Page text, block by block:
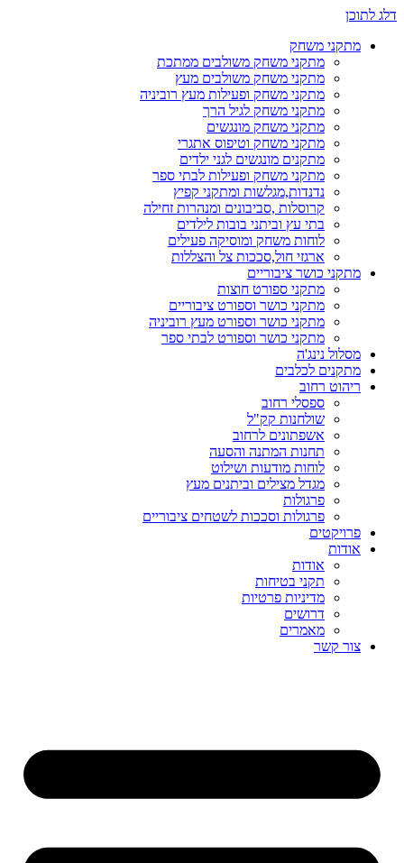
דלג לתוכן
מתקני משחק
מתקני משחק משולבים ממתכת
מתקני משחק משולבים מעץ
מתקני משחק ופעילות מעץ רוביניה
מתקני משחק לגיל הרך
מתקני משחק מונגשים
מתקני משחק וטיפוס אתגרי
מתקנים מונגשים לגני ילדים
מתקני משחק ופעילות לבתי ספר
נדנדות,מגלשות ומתקני קפיץ
קרוסלות ,סביבונים ומנהרות זחילה
בתי עץ וביתני בובות לילדים
לוחות משחק ומוסיקה פעילים
ארגזי חול,סככות צל והצללות
מתקני כושר ציבוריים
מתקני ספורט חוצות
מתקני כושר וספורט ציבוריים
מתקני כושר וספורט מעץ רוביניה
מתקני כושר וספורט לבתי ספר
מסלול נינג'ה
מתקנים לכלבים
ריהוט רחוב
ספסלי רחוב
שולחנות קק"ל
אשפתונים לרחוב
תחנות המתנה והסעה
לוחות מודעות ושילוט
מגדל מצילים וביתנים מעץ
פרגולות
פרגולות וסככות לשטחים ציבוריים
פרויקטים
אודות
אודות
תקני בטיחות
מדיניות פרטיות
דרושים
מאמרים
צור קשר